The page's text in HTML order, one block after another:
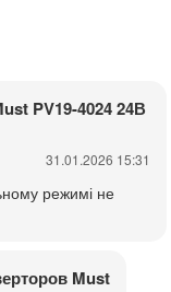
PV19-4024 24В
31.01.2026 15:31
режимі не
Must